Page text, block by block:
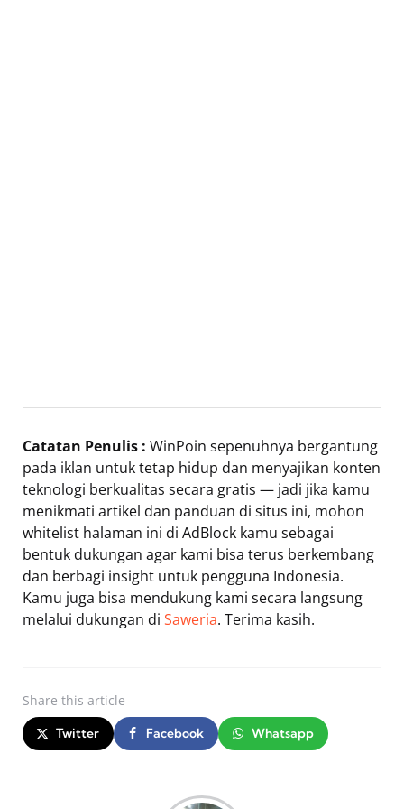
Catatan Penulis : WinPoin sepenuhnya bergantung
pada iklan untuk tetap hidup dan menyajikan konten
teknologi berkualitas secara gratis — jadi jika kamu
menikmati artikel dan panduan di situs ini, mohon
whitelist halaman ini di AdBlock kamu sebagai
bentuk dukungan agar kami bisa terus berkembang
dan berbagi insight untuk pengguna Indonesia.
Kamu juga bisa mendukung kami secara langsung
melalui dukungan di Saweria. Terima kasih.
Share this article
Twitter Facebook Whatsapp